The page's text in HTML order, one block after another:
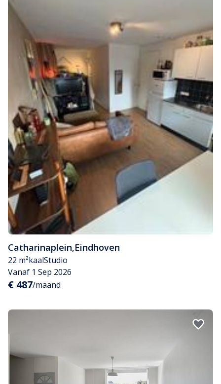
Catharinaplein,Eindhoven
22 m²kaalStudio
Vanaf 1 Sep 2026
€ 487/maand